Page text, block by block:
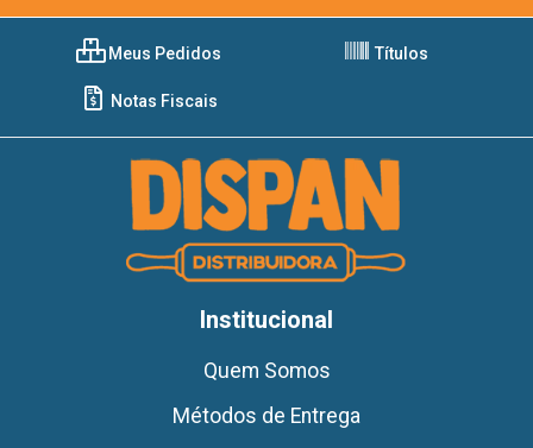
Meus Pedidos Títulos
Notas Fiscais
Institucional
Quem Somos
Métodos de Entrega